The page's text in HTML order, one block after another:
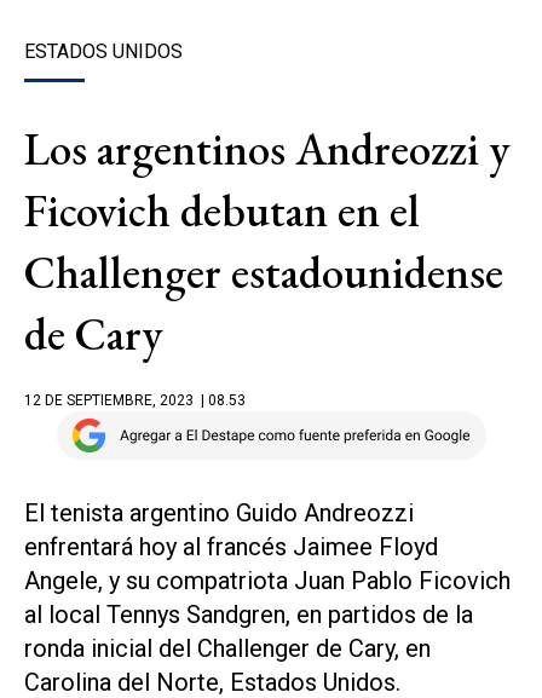
ESTADOS UNIDOS
Los argentinos Andreozzi y
Ficovich debutan en el
Challenger estadounidense
de Cary
12 DE SEPTIEMBRE, 2023 | 08.53
El tenista argentino Guido Andreozzi
enfrentará hoy al francés Jaimee Floyd
Angele, y su compatriota Juan Pablo Ficovich
al local Tennys Sandgren, en partidos de la
ronda inicial del Challenger de Cary, en
Carolina del Norte, Estados Unidos.